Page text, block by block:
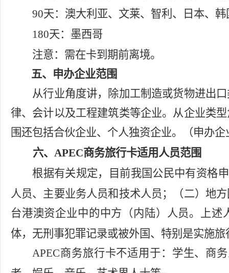
90天：澳大利亚、文莱、智利、日本、
180天：墨西哥
注意： 需在卡到期前离境。
五、申办企业范围
从行业角度讲，除加工制造或货物进出
律、会计以及工程建筑类等企业。从企业类
围还包括合伙企业、个人独资企业。
（申办
六、 APEC商务旅行卡适用人员范围
根据有关规定，目前我国公民中有资格
人员、主要业务人员和技术人员；（二）地
台港澳资企业中的中方（内陆）人员。上
体，无刑事犯罪记录或被外国、特别是实施
APEC商务旅行卡不适用于：学生、商